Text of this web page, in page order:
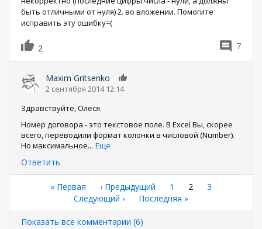
быть отличными от нуля) 2. во вложении. Помогите
исправить эту ошибку=(
2 7
Maxim Gritsenko
2 сентября 2014 12:14
Здравствуйте, Олеся.
Номер договора - это текстовое поле. В Excel Вы, скорее
всего, переводили формат колонки в числовой (Number).
Но максимальное... Еще
Ответить
Нумерация
страниц
Первая
страница
« Первая ←
‹ Предыдущий Страница
1
Текущая
2 Страница
3
Следующая
Следующий ›
Последняя
Последняя »
Показать все комментарии (6)